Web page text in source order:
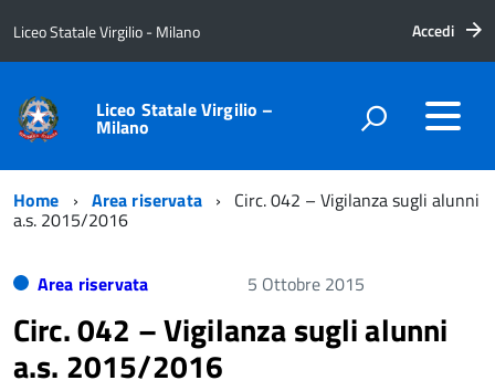
Liceo Statale Virgilio - Milano Accedi
Liceo Statale Virgilio –
Milano
Home Area riservata Circ. 042 – Vigilanza sugli alunni
a.s. 2015/2016
Area riservata 5 Ottobre 2015
Circ. 042 – Vigilanza sugli alunni
a.s. 2015/2016